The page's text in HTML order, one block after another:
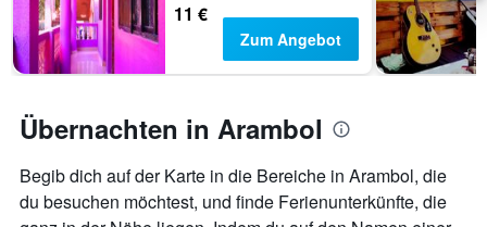
11 €
Zum Angebot
Übernachten in Arambol
Begib dich auf der Karte in die Bereiche in Arambol, die
du besuchen möchtest, und finde Ferienunterkünfte, die